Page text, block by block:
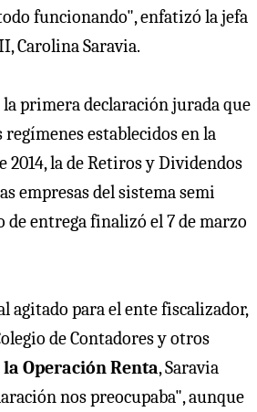
funcionando", enfatizó la jefa
Carolina Saravia.
primera declaración jurada que
establecidos en la
la de Retiros y Dividendos
empresas del sistema semi
de entrega finalizó el 7 de marzo
agitado para el ente fiscalizador,
de Contadores y otros
Operación Renta, Saravia
nos preocupaba", aunque